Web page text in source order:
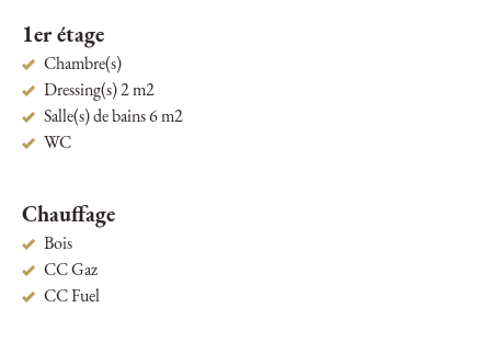
1er étage
Chambre(s)
Dressing(s) 2 m2
Salle(s) de bains 6 m2
WC
Chauffage
Bois
CC Gaz
CC Fuel